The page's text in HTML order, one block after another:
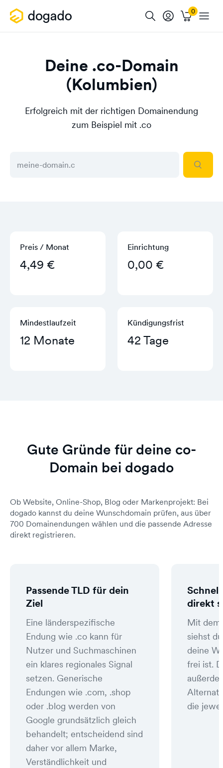
Deine .co-Domain
(Kolumbien)
Erfolgreich mit der richtigen Domainendung
zum Beispiel mit .co
Preis / Monat
4,49 €
Einrichtung
0,00 €
Mindestlaufzeit
12 Monate
Kündigungs­frist
42 Tage
Gute Gründe für deine co-
Domain bei dogado
Ob Website, Online-Shop, Blog oder Markenprojekt: Bei
dogado kannst du deine Wunschdomain prüfen, aus über
700 Domainendungen wählen und die passende Adresse
direkt registrieren.
Passende TLD für dein
Ziel
Eine länderspezifische
Endung wie .co kann für
Nutzer und Suchmaschinen
ein klares regionales Signal
setzen. Generische
Endungen wie .com, .shop
oder .blog werden von
Google grundsätzlich gleich
behandelt; entscheidend sind
daher vor allem Marke,
Verständlichkeit und
direkt
Mit dem
siehst
deine
frei ist.
die